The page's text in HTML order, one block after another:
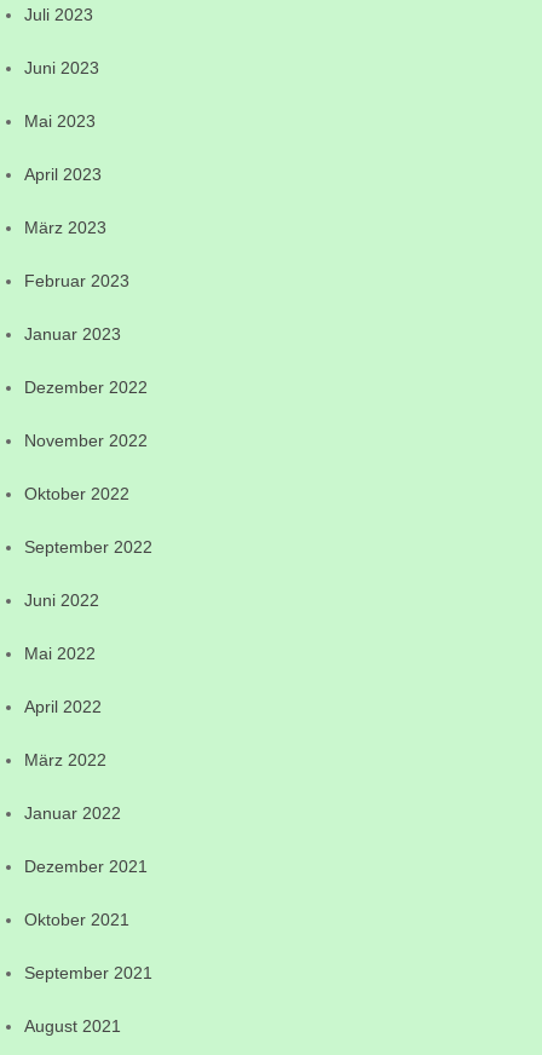
Juli 2023
Juni 2023
Mai 2023
April 2023
März 2023
Februar 2023
Januar 2023
Dezember 2022
November 2022
Oktober 2022
September 2022
Juni 2022
Mai 2022
April 2022
März 2022
Januar 2022
Dezember 2021
Oktober 2021
September 2021
August 2021